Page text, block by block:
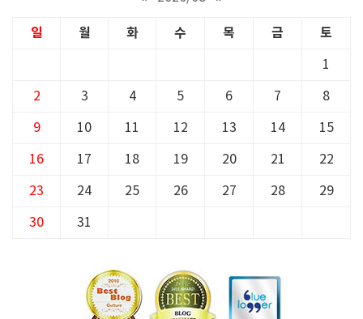
일 월 화 수 목 금 토
1
2 3 4 5 6 7 8
9 10 11 12 13 14 15
16 17 18 19 20 21 22
23 24 25 26 27 28 29
30 31